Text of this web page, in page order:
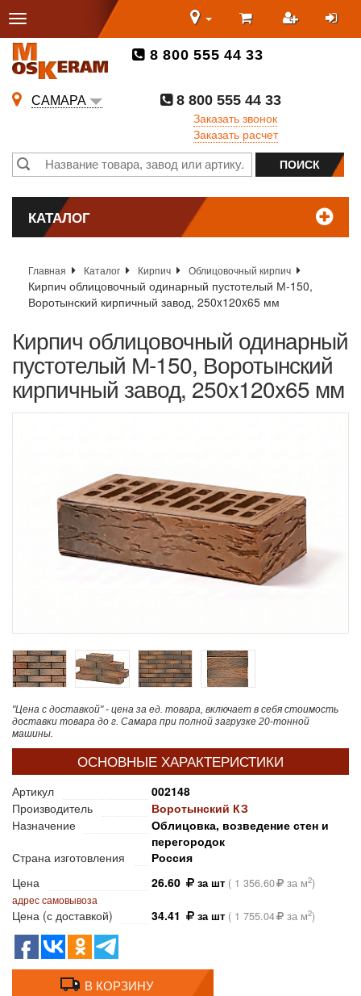
8 800 555 44 33
САМАРА
8 800 555 44 33
Заказать звонок
Заказать расчет
КАТАЛОГ
Главная Каталог Кирпич Облицовочный кирпич
Кирпич облицовочный одинарный пустотелый М-150,
Воротынский кирпичный завод, 250x120x65 мм
Кирпич облицовочный одинарный
пустотелый М-150, Воротынский
кирпичный завод, 250x120x65 мм
"Цена с доставкой" - цена за ед. товара, включает в себя стоимость
доставки товара до г. Самара при полной загрузке 20-тонной
машины.
ОСНОВНЫЕ ХАРАКТЕРИСТИКИ
Артикул
002148
Производитель
Воротынский КЗ
Назначение
Облицовка, возведение стен и
перегородок
Страна изготовления
Россия
Цена
26.60 за шт ( 1 356.60 за м2)
адрес самовывоза
Цена (с доставкой) 34.41 за шт ( 1 755.04 за м2)
В КОРЗИНУ